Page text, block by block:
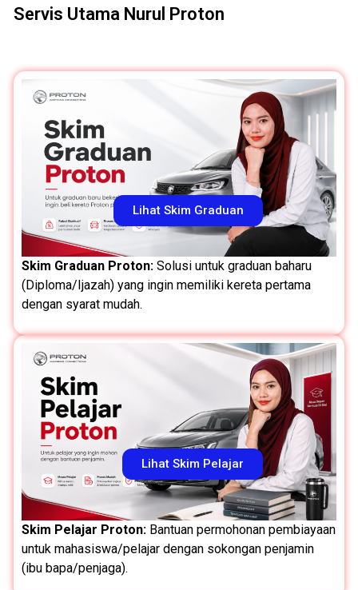
Servis Utama Nurul Proton
Lihat Skim Pelajar
Lihat Skim Graduan
Skim Graduan Proton:Solusi untuk graduan baharu
(Diploma/Ijazah) yang ingin memiliki kereta pertama
dengan syarat mudah.
Skim Pelajar Proton:Bantuan permohonan pembiayaan
untuk mahasiswa/pelajar dengan sokongan penjamin
(ibu bapa/penjaga).